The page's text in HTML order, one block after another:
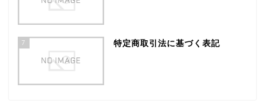
7 特定商取引法に基づく表記